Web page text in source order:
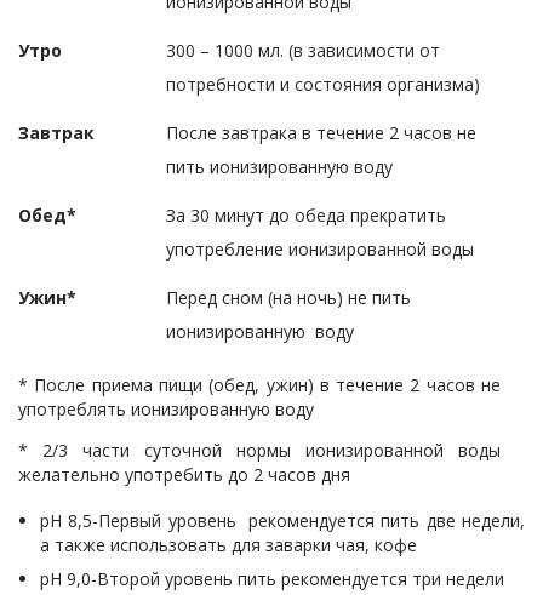
Утро
300 – 1000 мл. (в зависимости от
потребности и состояния организма)
Завтрак
После завтрака в течение 2 часов не
пить ионизированную воду
Обед*
За 30 минут до обеда прекратить
употребление ионизированной воды
Ужин*
Перед сном (на ночь) не пить
ионизированную воду
* После приема пищи (обед, ужин) в течение 2 часов не
употреблять ионизированную воду
* 2/3 части суточной нормы ионизированной воды
желательно употребить до 2 часов дня
pH 8,5-Первый уровень рекомендуется пить две недели,
а также использовать для заварки чая, кофе
pH 9,0-Второй уровень пить рекомендуется три недели